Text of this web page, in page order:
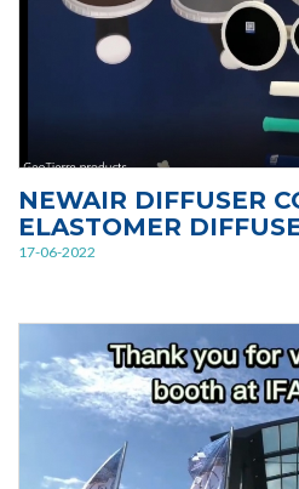
NEWAIR DIFFUSER
ELASTOMER
17-06-2022